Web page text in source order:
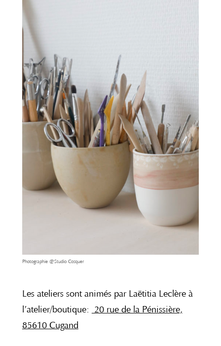
Photographie @Studio Cosquer
Les ateliers sont animés par Laëtitia Leclère à
l’atelier/boutique:
20 rue de la Pénissière,
85610 Cugand